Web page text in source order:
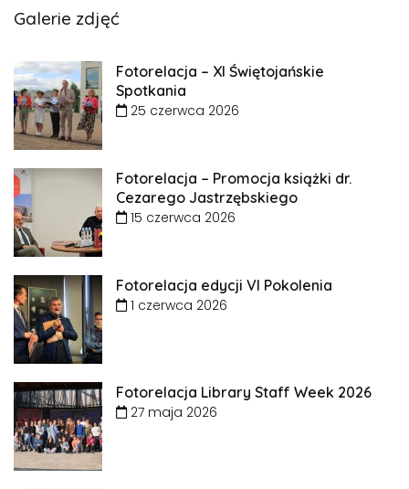
Galerie zdjęć
Fotorelacja – XI Świętojańskie
Spotkania
25 czerwca 2026
Fotorelacja – Promocja książki dr.
Cezarego Jastrzębskiego
15 czerwca 2026
Fotorelacja edycji VI Pokolenia
1 czerwca 2026
Fotorelacja Library Staff Week 2026
27 maja 2026